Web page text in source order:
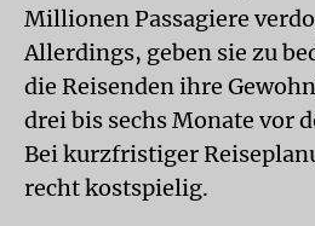
Millionen Passagiere
Allerdings, geben sie zu
die Reisenden ihre
drei bis sechs Monate vor
Bei kurzfristiger
recht kostspielig.